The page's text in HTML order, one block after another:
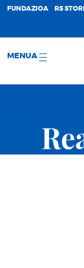
FUNDAZIOA RS
MENUA